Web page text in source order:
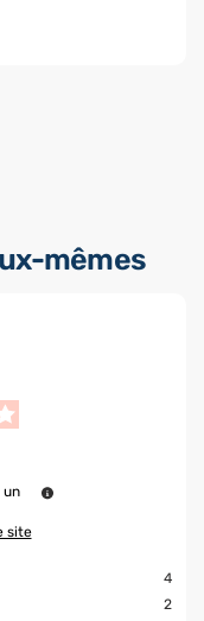
mêmes
un
site
4
2